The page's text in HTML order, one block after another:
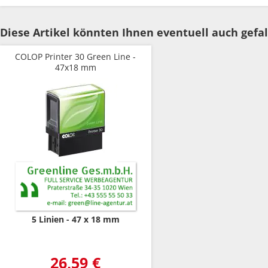
Diese Artikel könnten Ihnen eventuell auch
COLOP Printer 30 Green Line -
47x18 mm
5 Linien 47 x 18 mm
26,59 €